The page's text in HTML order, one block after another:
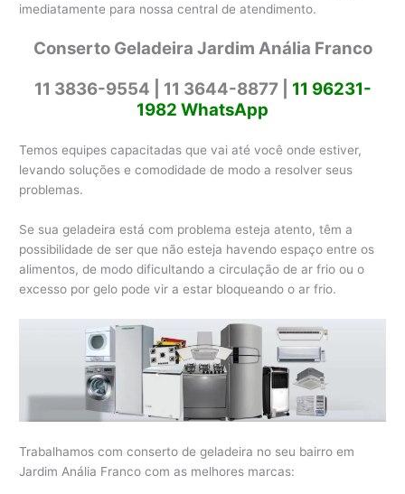
imediatamente para nossa central de atendimento.
Conserto Geladeira Jardim Anália Franco
11 3836-9554 | 11 3644-8877 | 11 96231-
1982 WhatsApp
Temos equipes capacitadas que vai até você onde estiver,
levando soluções e comodidade de modo a resolver seus
problemas.
Se sua geladeira está com problema esteja atento, têm a
possibilidade de ser que não esteja havendo espaço entre os
alimentos, de modo dificultando a circulação de ar frio ou o
excesso por gelo pode vir a estar bloqueando o ar frio.
Trabalhamos com conserto de geladeira no seu bairro em
Jardim Anália Franco com as melhores marcas: